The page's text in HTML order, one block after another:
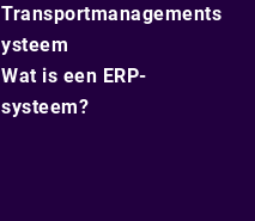
Transportmanagements
ysteem
Wat is een ERP-
systeem?